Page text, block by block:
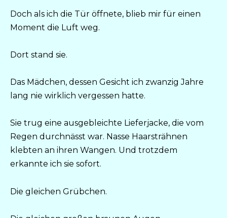
Doch als ich die Tür öffnete, blieb mir für einen
Moment die Luft weg.
Dort stand sie.
Das Mädchen, dessen Gesicht ich zwanzig Jahre
lang nie wirklich vergessen hatte.
Sie trug eine ausgebleichte Lieferjacke, die vom
Regen durchnässt war. Nasse Haarsträhnen
klebten an ihren Wangen. Und trotzdem
erkannte ich sie sofort.
Die gleichen Grübchen.